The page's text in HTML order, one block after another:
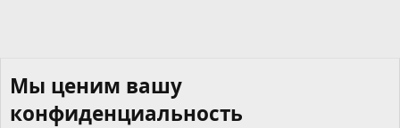
Мы ценим вашу
конфиденциальность